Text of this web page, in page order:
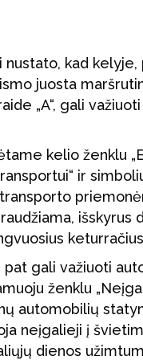
nustato, kad
juosta
„A“, gali
kelio ženklu
ir simboliu
išskyrus
pat gali važiuoti
ženklu
automobilių
neįgalieji į
dienos